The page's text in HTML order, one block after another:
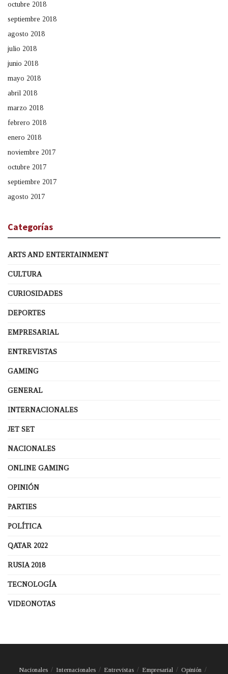
octubre 2018
septiembre 2018
agosto 2018
julio 2018
junio 2018
mayo 2018
abril 2018
marzo 2018
febrero 2018
enero 2018
noviembre 2017
octubre 2017
septiembre 2017
agosto 2017
Categorías
ARTS AND ENTERTAINMENT
CULTURA
CURIOSIDADES
DEPORTES
EMPRESARIAL
ENTREVISTAS
GAMING
GENERAL
INTERNACIONALES
JET SET
NACIONALES
ONLINE GAMING
OPINIÓN
PARTIES
POLÍTICA
QATAR 2022
RUSIA 2018
TECNOLOGÍA
VIDEONOTAS
Nacionales Internacionales Entrevistas Empresarial Opinión